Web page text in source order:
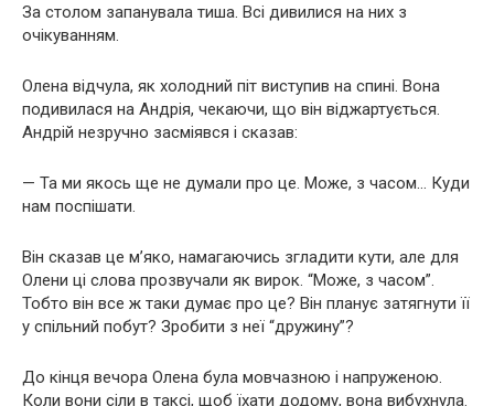
За столом запанувала тиша. Всі дивилися на них з
очікуванням.
Олена відчула, як холодний піт виступив на спині. Вона
подивилася на Андрія, чекаючи, що він віджартується.
Андрій незручно засміявся і сказав:
— Та ми якось ще не думали про це. Може, з часом… Куди
нам поспішати.
Він сказав це м’яко, намагаючись згладити кути, але для
Олени ці слова прозвучали як вирок. “Може, з часом”.
Тобто він все ж таки думає про це? Він планує затягнути її
у спільний побут? Зробити з неї “дружину”?
До кінця вечора Олена була мовчазною і напруженою.
Коли вони сіли в таксі, щоб їхати додому, вона вибухнула.